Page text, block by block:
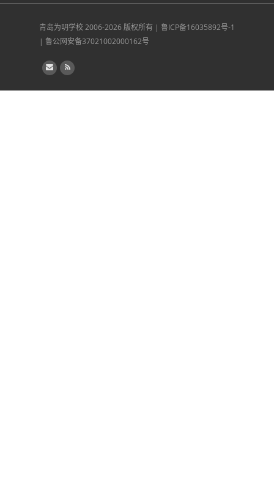
青岛为明学校2006-2026 版权所有 | 鲁ICP备16035892号-1
| 鲁公网安备37021002000162号